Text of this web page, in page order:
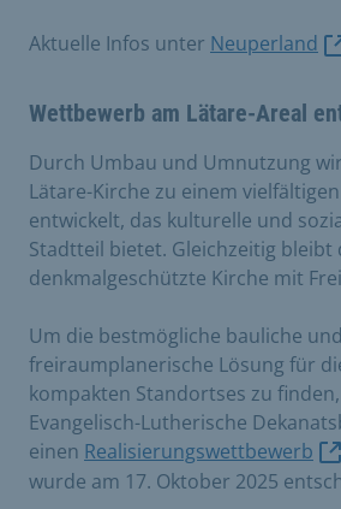
Aktuelle Infos unter Neuperland
Wettbewerb am Lätare-Areal
Durch Umbau und Umnutzung
Lätare-Kirche zu einem
entwickelt, das kulturelle und
Stadtteil bietet. Gleichzeitig bleibt
denkmalgeschützte Kirche mit
Um die bestmögliche bauliche und
freiraumplanerische Lösung für
kompakten Standortses zu
Evangelisch-Lutherische
einen Realisierungswettbewerb
wurde am 17. Oktober 2025